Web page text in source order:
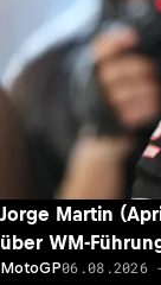
Jorge Martin
über WM-
MotoGP06.08.2026